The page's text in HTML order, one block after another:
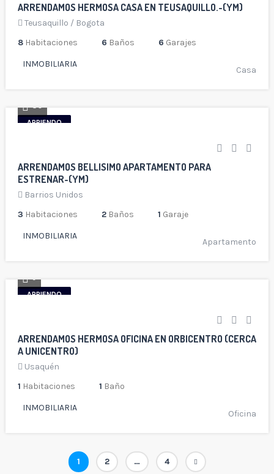
ARRENDAMOS HERMOSA CASA EN TEUSAQUILLO.-(YM)
Teusaquillo / Bogota
8 Habitaciones 6 Baños 6 Garajes
INMOBILIARIA
Casa
ARRIENDO
30
ARRENDAMOS BELLISIMO APARTAMENTO PARA
ESTRENAR-(YM)
Barrios Unidos
3 Habitaciones 2 Baños 1 Garaje
INMOBILIARIA
Apartamento
ARRIENDO
9
ARRENDAMOS HERMOSA OFICINA EN ORBICENTRO (CERCA
A UNICENTRO)
Usaquén
1 Habitaciones 1 Baño
INMOBILIARIA
Oficina
Navegación
Pagina
1 Pagina
2 … Pagina
4